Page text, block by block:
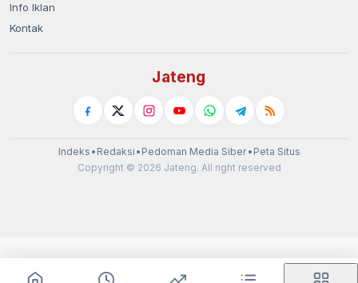
Info Iklan
Kontak
Jateng
Indeks • Redaksi • Pedoman Media Siber• Peta Situs
Copyright © 2026 Jateng. All right reserved